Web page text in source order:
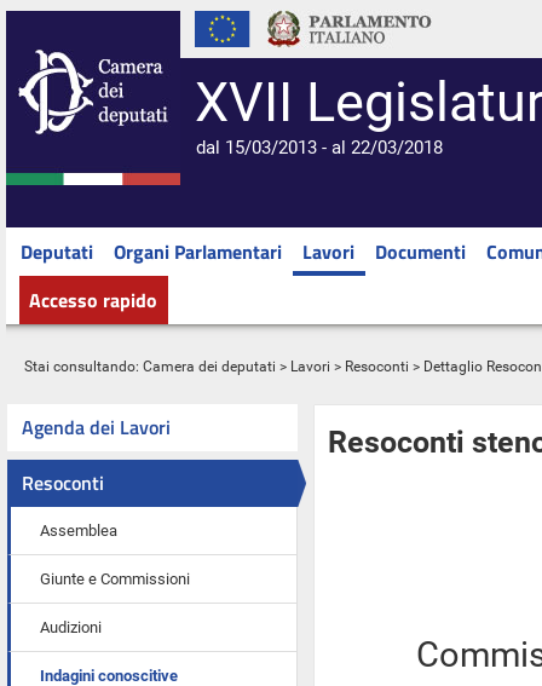
XVII
dal 15/03/2013 - al 22/03/2018
Deputati Organi Parlamentari Lavori Documenti
Accesso rapido
Stai consultando: Camera dei deputati > Lavori > Resoconti > Dettaglio
Agenda dei Lavori
Resoconti
Assemblea
Giunte e Commissioni
Audizioni
Indagini conoscitive
Resoconti